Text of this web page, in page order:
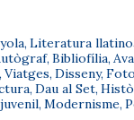
, Literatura
, Bibliofília,
, Viatges, Disseny,
, Dau al Set,
, Modernisme,